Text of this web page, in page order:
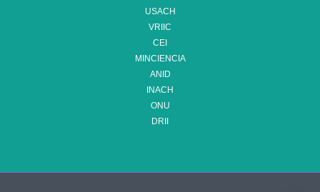
USACH
VRIIC
CEI
MINCIENCIA
ANID
INACH
ONU
DRII